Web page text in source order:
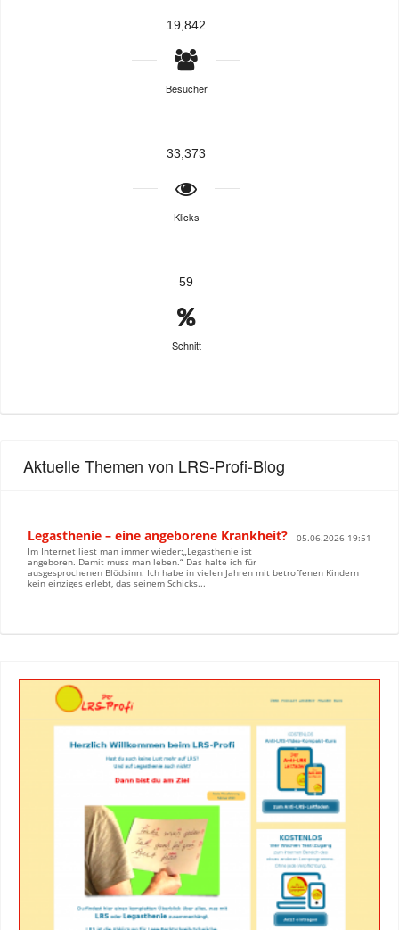
19,842
Besucher
33,373
Klicks
59
Schnitt
Aktuelle Themen von LRS-Profi-Blog
Legasthenie – eine angeborene Krankheit?
05.06.2026 19:51
Im Internet liest man immer wieder:„Legasthenie ist
angeboren. Damit muss man leben.“ Das halte ich für
ausgesprochenen Blödsinn. Ich habe in vielen Jahren mit betroffenen Kindern
kein einziges erlebt, das seinem Schicks...